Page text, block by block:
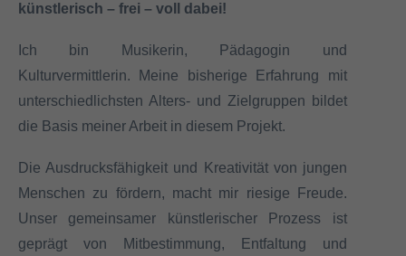
künstlerisch – frei – voll dabei!
Ich bin Musikerin, Pädagogin und
Kulturvermittlerin. Meine bisherige Erfahrung mit
unterschiedlichsten Alters- und Zielgruppen bildet
die Basis meiner Arbeit in diesem Projekt.
Die Ausdrucksfähigkeit und Kreativität von jungen
Menschen zu fördern, macht mir riesige Freude.
Unser gemeinsamer künstlerischer Prozess ist
geprägt von Mitbestimmung, Entfaltung und